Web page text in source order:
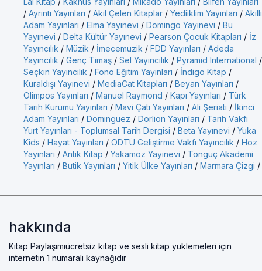
/ Ayrıntı Yayınları / Akıl Çelen Kitaplar / Yediiklim Yayınları / Akıllı
Adam Yayınları / Elma Yayınevi / Domingo Yayınevi / Bu
Yayınevi / Delta Kültür Yayınevi / Pearson Çocuk Kitapları / İz
Yayıncılık / Müzik / İmecemuzik / FDD Yayınları / Adeda
Yayıncılık / Genç Timaş / Sel Yayıncılık / Pyramid International /
Seçkin Yayıncılık / Fono Eğitim Yayınları / İndigo Kitap /
Kuraldışı Yayınevi / MediaCat Kitapları / Beyan Yayınları /
Olimpos Yayınları / Manuel Raymond / Kapı Yayınları / Türk
Tarih Kurumu Yayınları / Mavi Çatı Yayınları / Ali Şeriati / İkinci
Adam Yayınları / Dominguez / Dorlion Yayınları / Tarih Vakfı
Yurt Yayınları - Toplumsal Tarih Dergisi / Beta Yayınevi / Yuka
Kids / Hayat Yayınları / ODTÜ Geliştirme Vakfı Yayıncılık / Hoz
Yayınları / Antik Kitap / Yakamoz Yayınevi / Tonguç Akademi
Yayınları / Butik Yayınları / Yitik Ülke Yayınları / Marmara Çizgi /
hakkında
Kitap Paylaşımıücretsiz kitap ve sesli kitap yüklemeleri için
internetin 1 numaralı kaynağıdır